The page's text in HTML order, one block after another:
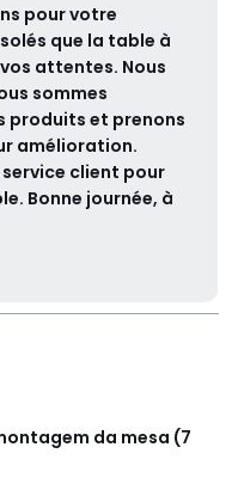
pour votre
que la table à
attentes. Nous
sommes
produits et prenons
amélioration.
client pour
Bonne journée, à
da mesa (7